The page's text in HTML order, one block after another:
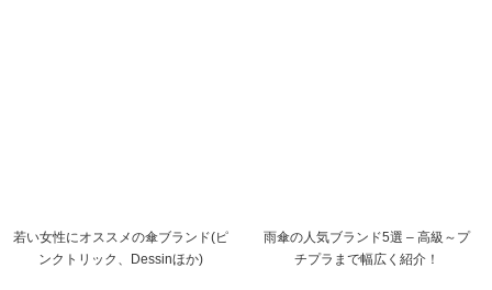
若い女性にオススメの傘ブランド(ピ
ンクトリック、Dessinほか)
雨傘の人気ブランド5選 – 高級～プ
チプラまで幅広く紹介！